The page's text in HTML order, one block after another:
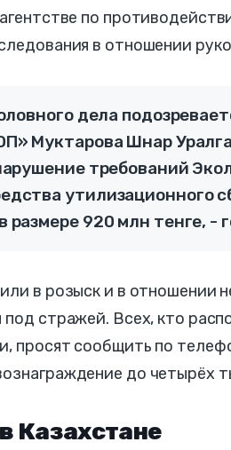
по
в отношении
дела
Муктарова Шнар
требований
утилизационного
размере 920 млн тенге, -
в розыск и в отношении
стражей. Всех, кто
просят сообщить по
до четырёх
Казахстане